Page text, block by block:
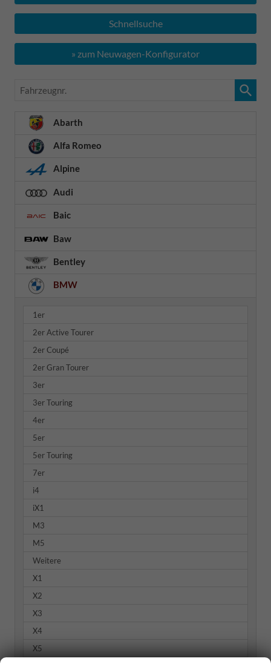
Schnellsuche
» zum Neuwagen-Konfigurator
Fahrzeugnr.
Abarth
Alfa Romeo
Alpine
Audi
Baic
Baw
Bentley
BMW
1er
2er Active Tourer
2er Coupé
2er Gran Tourer
3er
3er Touring
4er
5er
5er Touring
7er
i4
iX1
M3
M5
Weitere
X1
X2
X3
X4
X5